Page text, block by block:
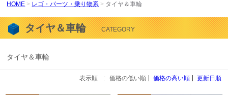
HOME レゴ・パーツ・乗り物系 タイヤ＆車輪
タイヤ＆車輪 CATEGORY
タイヤ＆車輪
表示順 : 価格の低い順 価格の高い順 更新日順